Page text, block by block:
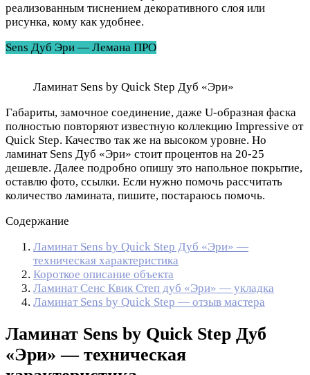
реализованным тиснением декоративного слоя или
рисунка, кому как удобнее.
Sens Дуб Эри — Лемана ПРО
Ламинат Sens by Quick Step Дуб «Эри»
Габариты, замочное соединение, даже U-образная фаска
полностью повторяют известную коллекцию Impressive от
Quick Step. Качество так же на высоком уровне. Но
ламинат Sens Дуб «Эри» стоит процентов на 20-25
дешевле. Далее подробно опишу это напольное покрытие,
оставлю фото, ссылки. Если нужно помочь рассчитать
количество ламината, пишите, постараюсь помочь.
Содержание
Ламинат Sens by Quick Step Дуб «Эри» —
техническая характеристика
Короткое описание объекта
Ламинат Сенс Квик Степ дуб «Эри» — укладка
Ламинат Sens by Quick Step — отзыв мастера
Ламинат Sens by Quick Step Дуб
«Эри» — техническая